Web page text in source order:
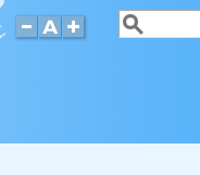
Форма
Поиск